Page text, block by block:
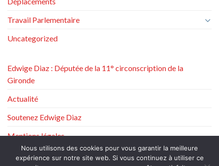
Travail Parlementaire
Uncategorized
Edwige Diaz : Députée de la 11° circonscription de la
Gironde
Actualité
Soutenez Edwige Diaz
Mentions légales
Politique de protection des données à caractère personnel
Nous utilisons des cookies pour vous garantir la meilleure
expérience sur notre site web. Si vous continuez à utiliser ce